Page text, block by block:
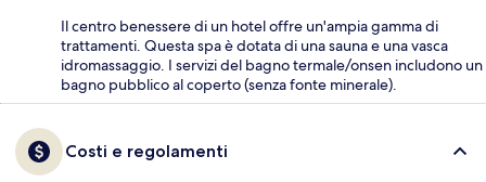
Il centro benessere di un hotel offre un'ampia gamma di
trattamenti. Questa spa è dotata di una sauna e una vasca
idromassaggio. I servizi del bagno termale/onsen includono un
bagno pubblico al coperto (senza fonte minerale).
Costi e regolamenti